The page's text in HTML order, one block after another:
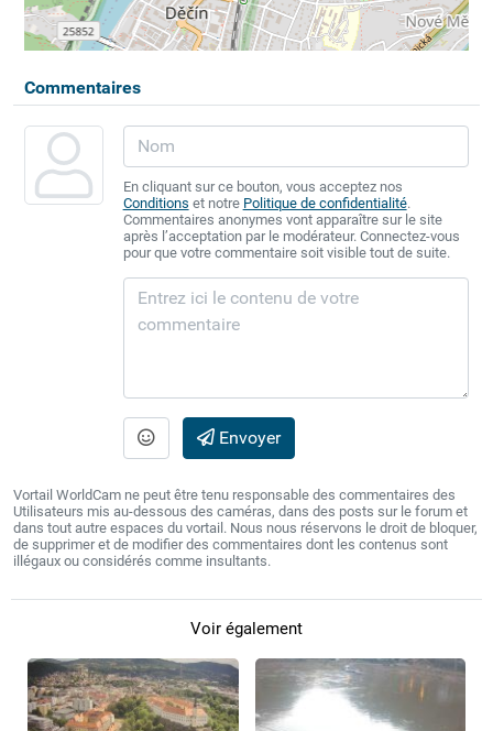
Commentaires
En cliquant sur ce bouton, vous acceptez nos
Conditions et notre Politique de confidentialité.
Commentaires anonymes vont apparaître sur le site
après l’acceptation par le modérateur. Connectez-vous
pour que votre commentaire soit visible tout de suite.
Envoyer
Vortail WorldCam ne peut être tenu responsable des commentaires des
Utilisateurs mis au-dessous des caméras, dans des posts sur le forum et
dans tout autre espaces du vortail. Nous nous réservons le droit de bloquer,
de supprimer et de modifier des commentaires dont les contenus sont
illégaux ou considérés comme insultants.
Voir également